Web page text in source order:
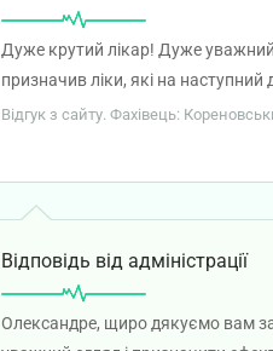
Дуже крутий лікар! Дуже уважний
призначив ліки, які на
Дуже професійно! Рекомендую.
Відгук з сайту. Фахівець:
Відповідь від адміністрації
Олександре, щиро дякуємо вам за